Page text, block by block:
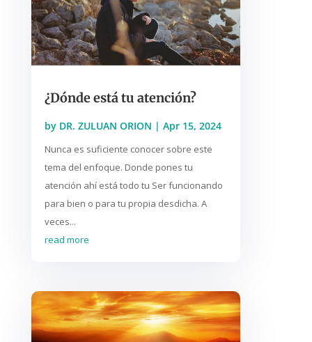
¿Dónde está tu atención?
by DR. ZULUAN ORION | Apr 15, 2024
Nunca es suficiente conocer sobre este
tema del enfoque. Donde pones tu
atención ahí está todo tu Ser funcionando
para bien o para tu propia desdicha. A
veces...
read more